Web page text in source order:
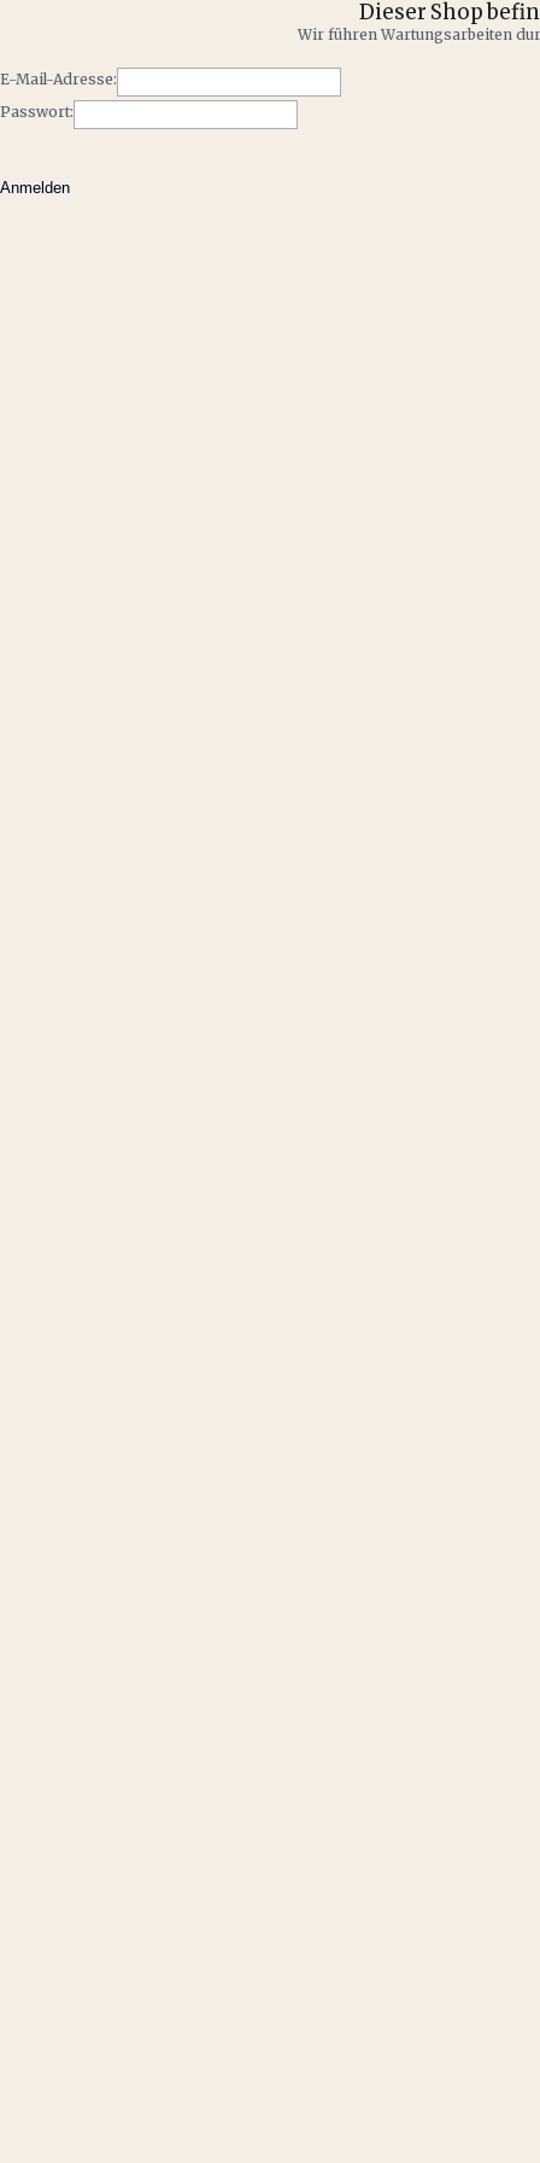
Dieser Shop
Wir führen Wartungsarbeiten
E-Mail-Adresse:
Passwort: